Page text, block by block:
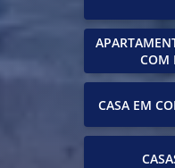
COM
CASA EM